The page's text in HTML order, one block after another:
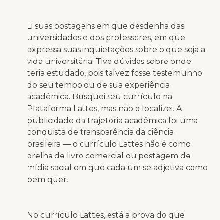
Li suas postagens em que desdenha das
universidades e dos professores, em que
expressa suas inquietações sobre o que seja a
vida universitária. Tive dúvidas sobre onde
teria estudado, pois talvez fosse testemunho
do seu tempo ou de sua experiência
acadêmica. Busquei seu currículo na
Plataforma Lattes, mas não o localizei. A
publicidade da trajetória acadêmica foi uma
conquista de transparência da ciência
brasileira — o currículo Lattes não é como
orelha de livro comercial ou postagem de
mídia social em que cada um se adjetiva como
bem quer.
No currículo Lattes, está a prova do que